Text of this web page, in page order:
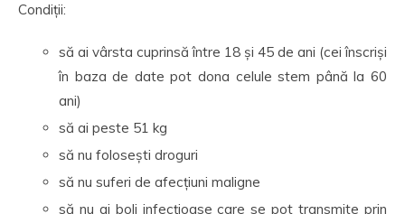
Condiții:
să ai vârsta cuprinsă între 18 și 45 de ani (cei înscriși
în baza de date pot dona celule stem până la 60
ani)
să ai peste 51 kg
să nu folosești droguri
să nu suferi de afecțiuni maligne
să nu ai boli infecțioase care se pot transmite prin